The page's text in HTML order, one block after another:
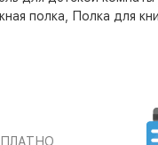
полка Полка для